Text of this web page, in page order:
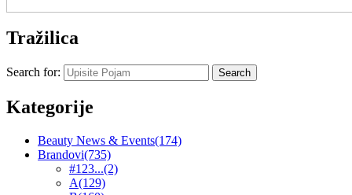
Tražilica
Search for:
Kategorije
Beauty News & Events(174)
Brandovi(735)
#123...(2)
A(129)